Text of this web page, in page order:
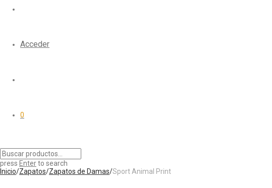
Acceder
0
press Enterto search
Inicio/Zapatos/Zapatos de Damas/Sport Animal Print